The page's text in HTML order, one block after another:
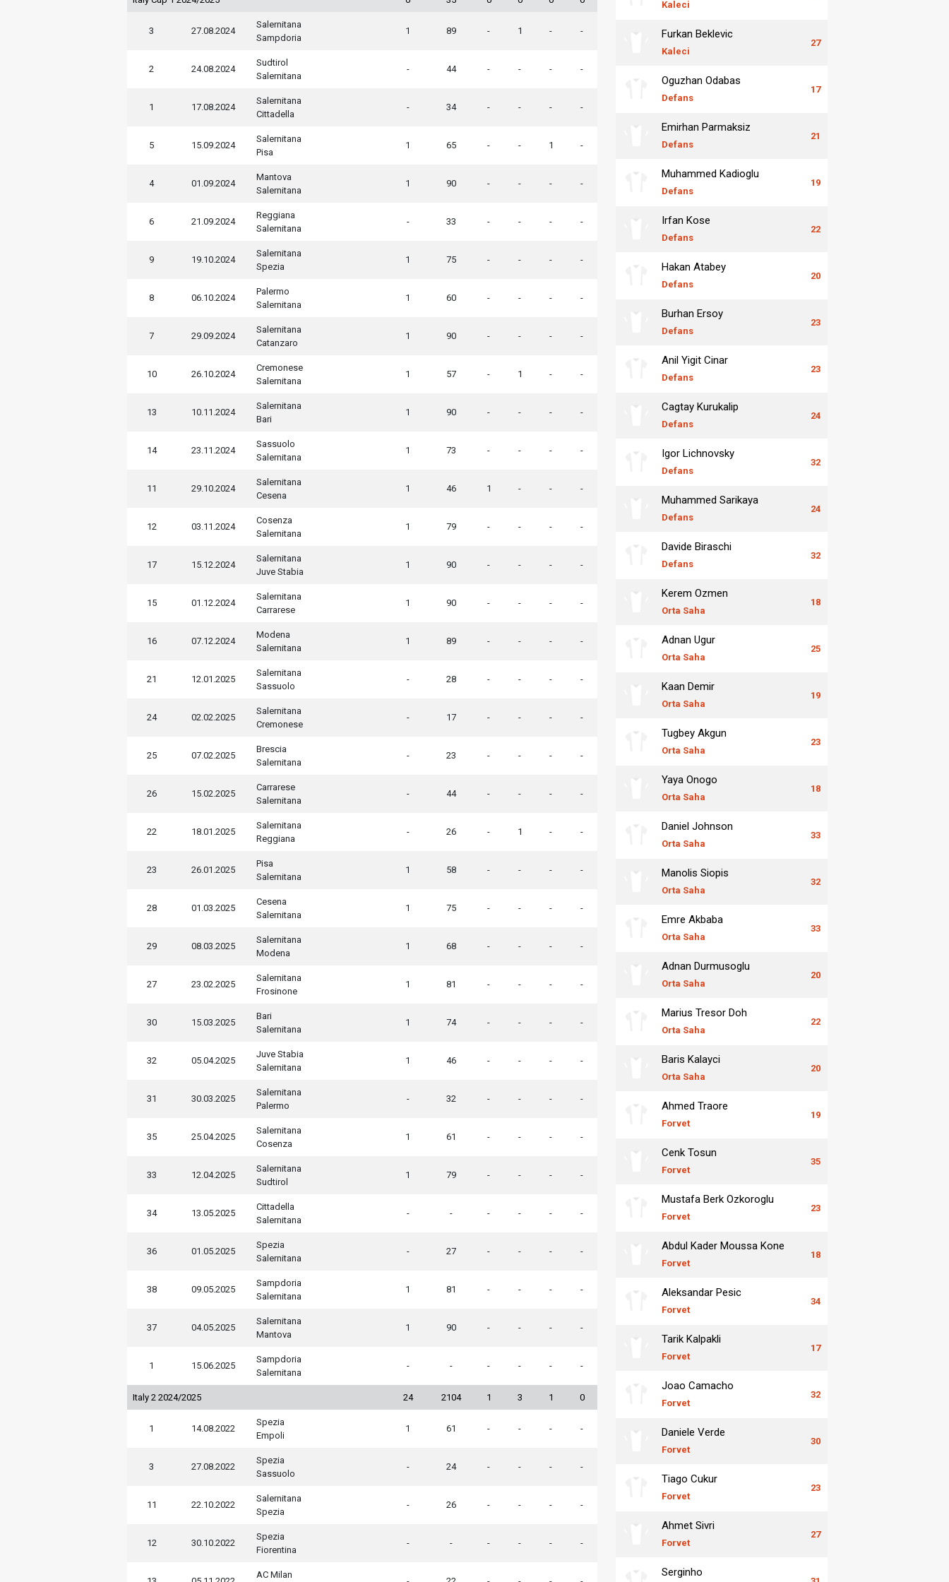
3 27.08.2024
Salernitana
Sampdoria
1 89 - 1 - -
2 24.08.2024
Sudtirol
Salernitana
- 44 - - - -
1 17.08.2024
Salernitana
Cittadella
- 34 - - - -
5 15.09.2024
Salernitana
Pisa
1 65 - - 1 -
4 01.09.2024
Mantova
Salernitana
1 90 - - - -
6 21.09.2024
Reggiana
Salernitana
- 33 - - - -
9 19.10.2024
Salernitana
Spezia
1 75 - - - -
8 06.10.2024
Palermo
Salernitana
1 60 - - - -
7 29.09.2024
Salernitana
Catanzaro
1 90 - - - -
10 26.10.2024
Cremonese
Salernitana
1 57 - 1 - -
13 10.11.2024
Salernitana
Bari
1 90 - - - -
14 23.11.2024
Sassuolo
Salernitana
1 73 - - - -
11 29.10.2024
Salernitana
Cesena
1 46 1 - - -
12 03.11.2024
Cosenza
Salernitana
1 79 - - - -
17 15.12.2024
Salernitana
Juve Stabia
1 90 - - - -
15 01.12.2024
Salernitana
Carrarese
1 90 - - - -
16 07.12.2024
Modena
Salernitana
1 89 - - - -
21 12.01.2025
Salernitana
Sassuolo
- 28 - - - -
24 02.02.2025
Salernitana
Cremonese
- 17 - - - -
25 07.02.2025
Brescia
Salernitana
- 23 - - - -
26 15.02.2025
Carrarese
Salernitana
- 44 - - - -
22 18.01.2025
Salernitana
Reggiana
- 26 - 1 - -
23 26.01.2025
Pisa
Salernitana
1 58 - - - -
28 01.03.2025
Cesena
Salernitana
1 75 - - - -
29 08.03.2025
Salernitana
Modena
1 68 - - - -
27 23.02.2025
Salernitana
Frosinone
1 81 - - - -
30 15.03.2025
Bari
Salernitana
1 74 - - - -
32 05.04.2025
Juve Stabia
Salernitana
1 46 - - - -
31 30.03.2025
Salernitana
Palermo
- 32 - - - -
35 25.04.2025
Salernitana
Cosenza
1 61 - - - -
33 12.04.2025
Salernitana
Sudtirol
1 79 - - - -
34 13.05.2025
Cittadella
Salernitana
- - - - - -
36 01.05.2025
Spezia
Salernitana
- 27 - - - -
38 09.05.2025
Sampdoria
Salernitana
1 81 - - - -
37 04.05.2025
Salernitana
Mantova
1 90 - - - -
1 15.06.2025
Sampdoria
Salernitana
- - - - - -
Italy 2 2024/2025 24 2104 1 3 1 0
1 14.08.2022
Spezia
Empoli
1 61 - - - -
3 27.08.2022
Spezia
Sassuolo
- 24 - - - -
11 22.10.2022
Salernitana
Spezia
- 26 - - - -
12 30.10.2022
Spezia
Fiorentina
- - - - - -
AC Milan
Kaleci
Furkan Beklevic
Kaleci
27
Oguzhan Odabas
Defans
17
Emirhan Parmaksiz
Defans
21
Muhammed Kadioglu
Defans
19
Irfan Kose
Defans
22
Hakan Atabey
Defans
20
Burhan Ersoy
Defans
23
Anil Yigit Cinar
Defans
23
Cagtay Kurukalip
Defans
24
Igor Lichnovsky
Defans
32
Muhammed Sarikaya
Defans
24
Davide Biraschi
Defans
32
Kerem Ozmen
Orta Saha
18
Adnan Ugur
Orta Saha
25
Kaan Demir
Orta Saha
19
Tugbey Akgun
Orta Saha
23
Yaya Onogo
Orta Saha
18
Daniel Johnson
Orta Saha
33
Manolis Siopis
Orta Saha
32
Emre Akbaba
Orta Saha
33
Adnan Durmusoglu
Orta Saha
20
Marius Tresor Doh
Orta Saha
22
Baris Kalayci
Orta Saha
20
Ahmed Traore
Forvet
19
Cenk Tosun
Forvet
35
Mustafa Berk Ozkoroglu
Forvet
23
Abdul Kader Moussa Kone
Forvet
18
Aleksandar Pesic
Forvet
34
Tarik Kalpakli
Forvet
17
Joao Camacho
Forvet
32
Daniele Verde
Forvet
30
Tiago Cukur
Forvet
23
Ahmet Sivri
Forvet
27
Serginho